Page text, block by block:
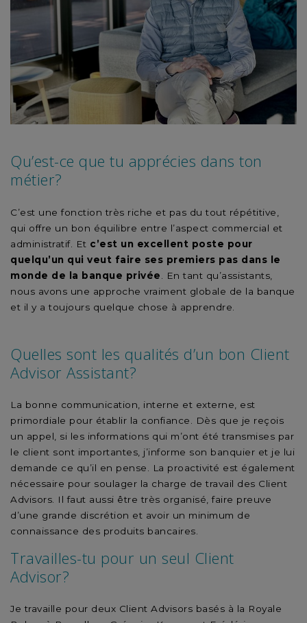
Qu’est-ce que tu apprécies dans ton
métier?
C’est une fonction très riche et pas du tout répétitive,
qui offre un bon équilibre entre l’aspect commercial et
administratif. Et c’est un excellent poste pour
quelqu’un qui veut faire ses premiers pas dans le
monde de la banque privée . En tant qu’assistants,
nous avons une approche vraiment globale de la banque
et il y a toujours quelque chose à apprendre.
Quelles sont les qualités d’un bon Client
Advisor Assistant?
La bonne communication, interne et externe, est
primordiale pour établir la confiance. Dès que je reçois
un appel, si les informations qui m’ont été transmises par
le client sont importantes, j’informe son banquier et je lui
demande ce qu’il en pense. La proactivité est également
nécessaire pour soulager la charge de travail des Client
Advisors. Il faut aussi être très organisé, faire preuve
d’une grande discrétion et avoir un minimum de
connaissance des produits bancaires.
Travailles-tu pour un seul Client
Advisor?
Je travaille pour deux Client Advisors basés à la Royale